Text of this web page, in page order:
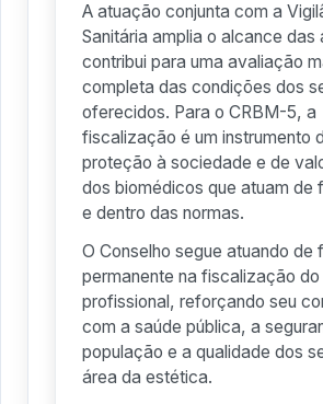
A atuação conjunta com a
Sanitária amplia o alcance das
contribui para uma avaliação
completa das condições dos
oferecidos. Para o CRBM-5, a
fiscalização é um instrumento
proteção à sociedade e de
dos biomédicos que atuam de
e dentro das normas.
O Conselho segue atuando de
permanente na fiscalização
profissional, reforçando seu
com a saúde pública, a
população e a qualidade dos
área da estética.